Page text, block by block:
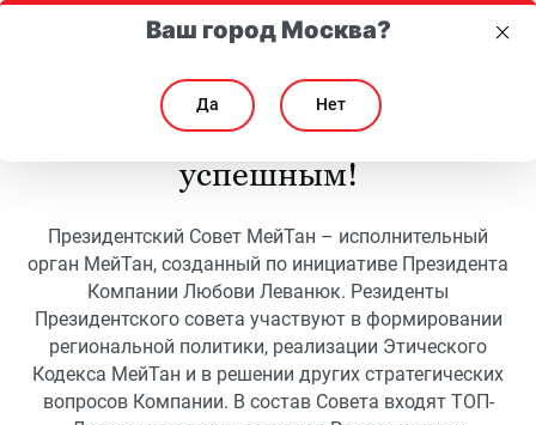
Присоединяйтесь к самым
успешным!
Президентский Совет МейТан – исполнительный
орган МейТан, созданный по инициативе Президента
Компании Любови Леванюк. Резиденты
Президентского совета участвуют в формировании
региональной политики, реализации Этического
Кодекса МейТан и в решении других стратегических
вопросов Компании. В состав Совета входят ТОП-
Ваш город Москва?
Да Нет